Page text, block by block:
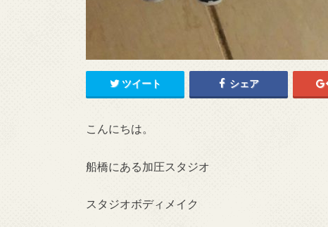
ツイート シェア
こんにちは。
船橋にある加圧スタジオ
スタジオボディメイク